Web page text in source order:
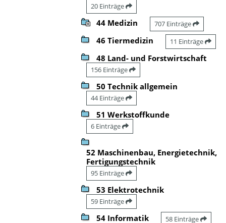
20 Einträge
44 Medizin 707 Einträge
46 Tiermedizin 11 Einträge
48 Land- und Forstwirtschaft
156 Einträge
50 Technik allgemein
44 Einträge
51 Werkstoffkunde
6 Einträge
52 Maschinenbau, Energietechnik,
Fertigungstechnik
95 Einträge
53 Elektrotechnik
59 Einträge
54 Informatik 58 Einträge